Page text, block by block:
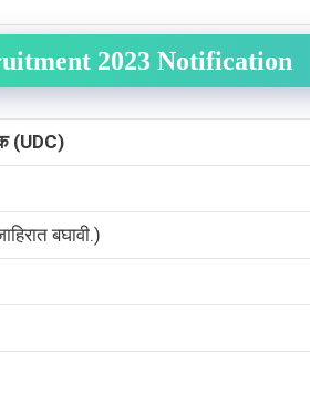
2023 Notification
(UDC)
बघावी.)